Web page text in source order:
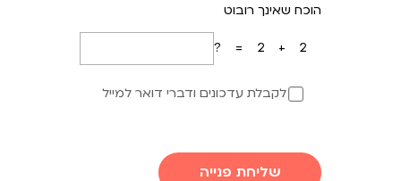
הוכח שאינך רובוט
2+2=?
לקבלת עדכונים ודברי דואר למייל
שליחת פנייה